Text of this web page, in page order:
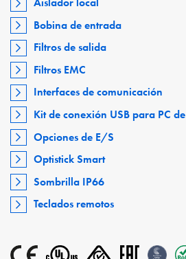
Bobina de entrada
Filtros de salida
Filtros EMC
Interfaces de comunicación
Kit de conexión USB para PC de
Opciones de E/S
Optistick Smart
Sombrilla IP66
Teclados remotos